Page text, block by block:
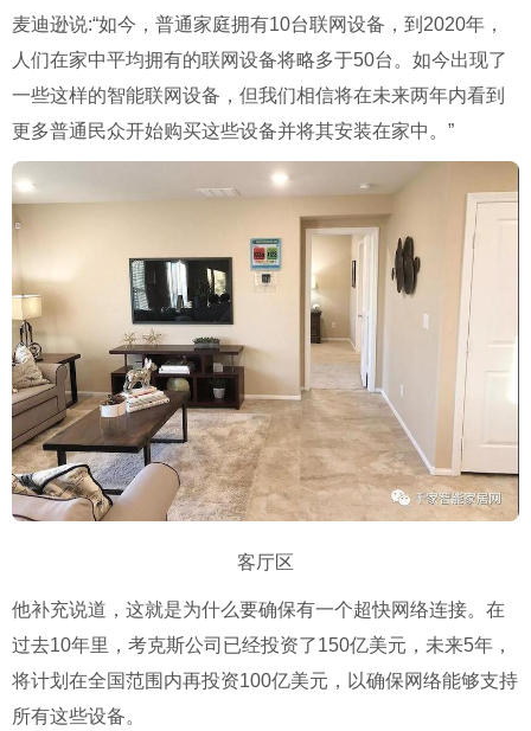
麦迪逊说:“如今，普通家庭拥有10台联网设备，到2020年，
人们在家中平均拥有的联网设备将略多于50台。如今出现了
一些这样的智能联网设备，但我们相信将在未来两年内看到
更多普通民众开始购买这些设备并将其安装在家中。”
客厅区
他补充说道，这就是为什么要确保有一个超快网络连接。在
过去10年里，考克斯公司已经投资了150亿美元，未来5年，
将计划在全国范围内再投资100亿美元，以确保网络能够支持
所有这些设备。